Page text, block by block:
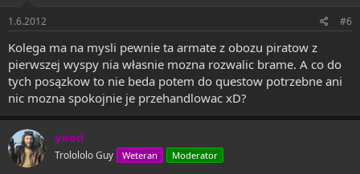
1.6.2012 #6
Kolega ma na mysli pewnie ta armate z obozu piratow z
pierwszej wyspy nia własnie mozna rozwalic brame. A co do
tych posązkow to nie beda potem do questow potrzebne ani
nic mozna spokojnie je przehandlowac xD?
yeed
Trolololo Guy Weteran Moderator